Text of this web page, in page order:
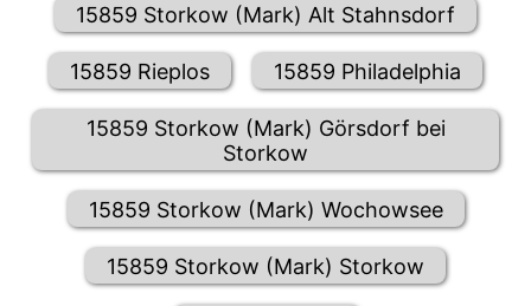
15859 Storkow (Mark) Alt Stahnsdorf
15859 Rieplos 15859 Philadelphia
15859 Storkow (Mark) Görsdorf bei
Storkow
15859 Storkow (Mark) Wochowsee
15859 Storkow (Mark) Storkow